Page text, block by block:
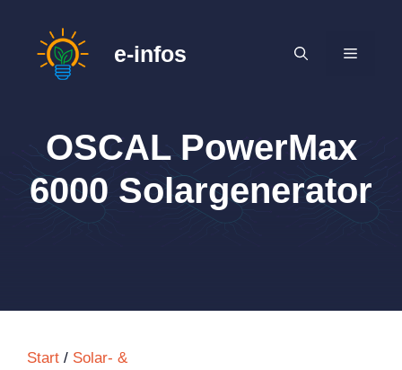
springen
e-infos MENÜ
OSCAL PowerMax
6000 Solargenerator
Start / Solar- &